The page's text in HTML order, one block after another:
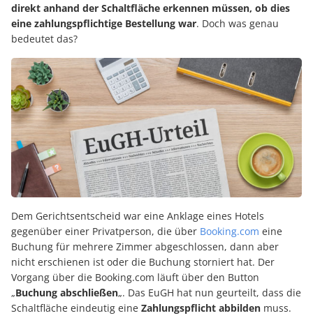
direkt anhand der Schaltfläche erkennen müssen, ob dies
eine zahlungspflichtige Bestellung war. Doch was genau
bedeutet das?
Dem Gerichtsentscheid war eine Anklage eines Hotels
gegenüber einer Privatperson, die über Booking.com eine
Buchung für mehrere Zimmer abgeschlossen, dann aber
nicht erschienen ist oder die Buchung storniert hat. Der
Vorgang über die Booking.com läuft über den Button
„Buchung abschließen„. Das EuGH hat nun geurteilt, dass die
Schaltfläche eindeutig eine Zahlungspflicht abbilden muss.